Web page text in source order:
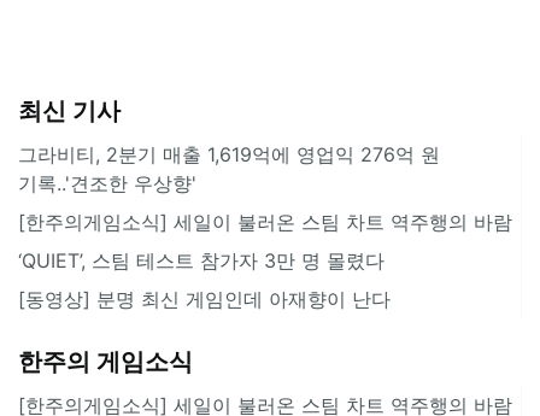
최신 기사
그라비티, 2분기 매출 1,619억에 영업익 276억 원
기록..'견조한 우상향'
[한주의게임소식] 세일이 불러온 스팀 차트 역주행의 바람
‘QUIET’, 스팀 테스트 참가자 3만 명 몰렸다
[동영상] 분명 최신 게임인데 아재향이 난다
한주의 게임소식
[한주의게임소식] 세일이 불러온 스팀 차트 역주행의 바람